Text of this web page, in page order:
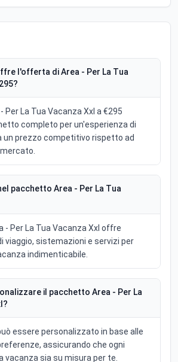
l'offerta di Area - Per La Tua
Per La Tua Vacanza Xxl a €295
completo per un'esperienza di
un prezzo competitivo rispetto ad
pacchetto Area - Per La Tua
- Per La Tua Vacanza Xxl offre
viaggio, sistemazioni e servizi per
indimenticabile.
il pacchetto Area - Per La
essere personalizzato in base alle
assicurando che ogni
vacanza sia su misura per te.